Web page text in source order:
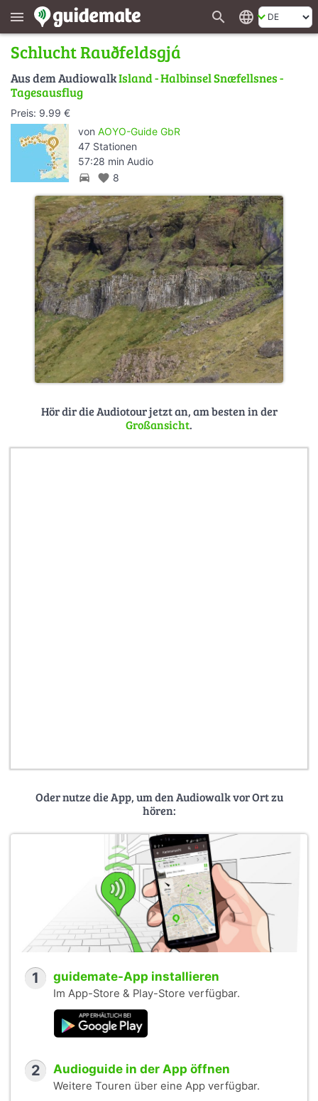
menu search language
Schlucht Rauðfeldsgjá
Aus dem AudiowalkIsland - Halbinsel Snæfellsnes -
Tagesausflug
Preis: 9.99 €
von AOYO-Guide GbR
47 Stationen
57:28 min Audio
directions_car favorite 8
Hör dir die Audiotour jetzt an, am besten in der
Großansicht.
Oder nutze die App, um den Audiowalk vor Ort zu
hören:
1 guidemate-App installieren
Im App-Store & Play-Store verfügbar.
2 Audioguide in der App öffnen
Weitere Touren über eine App verfügbar.